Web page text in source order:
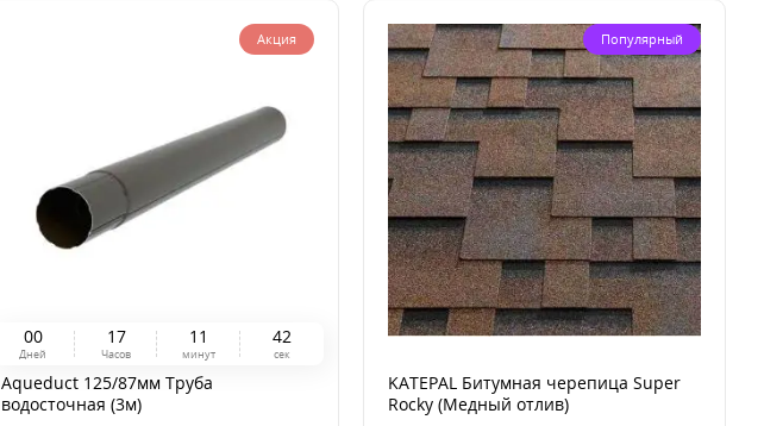
Акция
00
Дней
17
Часов
1 1
минут
41
сек
Aqueduct 125/87мм Труба
водосточная (3м)
Популярный
KATEPAL Битумная черепица Super
Rocky (Медный отлив)